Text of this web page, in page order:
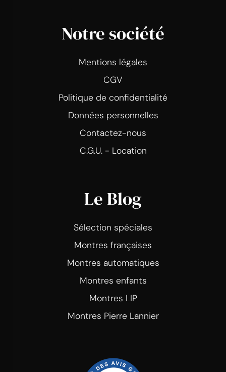
Notre société
Mentions légales
CGV
Politique de confidentialité
Données personnelles
Contactez-nous
C.G.U. - Location
Le Blog
Sélection spéciales
Montres françaises
Montres automatiques
Montres enfants
Montres LIP
Montres Pierre Lannier